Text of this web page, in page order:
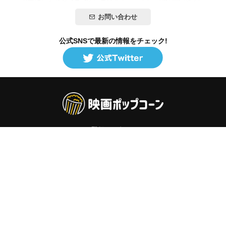
お問い合わせ
公式SNSで最新の情報をチェック!